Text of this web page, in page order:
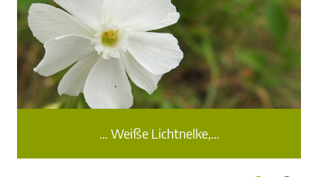
… Weiße Lichtnelke,…